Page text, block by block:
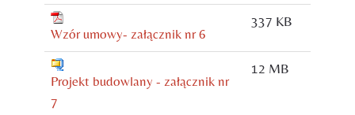
Wzór umowy- załącznik nr 6
337 KB
Projekt budowlany - załącznik nr
7
12 MB